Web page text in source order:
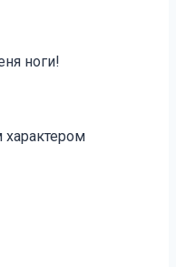
ноги!